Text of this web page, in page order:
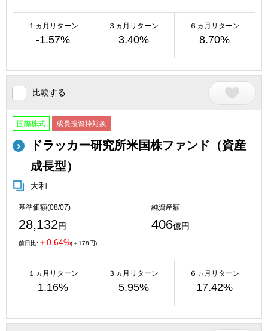
１ヵ月リターン
-1.57%
３ヵ月リターン
3.40%
６ヵ月リターン
8.70%
比較する
国際株式 成長投資枠対象
ドラッカー研究所米国株ファンド（資産
成長型）
大和
基準価額(08/07)
28,132円
純資産額
406億円
前日比: ＋0.64%(＋178円)
１ヵ月リターン
1.16%
３ヵ月リターン
5.95%
６ヵ月リターン
17.42%